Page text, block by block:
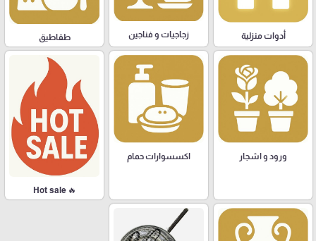
أدوات منزلية زجاجيات و فناجين طقاطيق
ورود و اشجار اكسسوارات حمام
🔥 Hot sale